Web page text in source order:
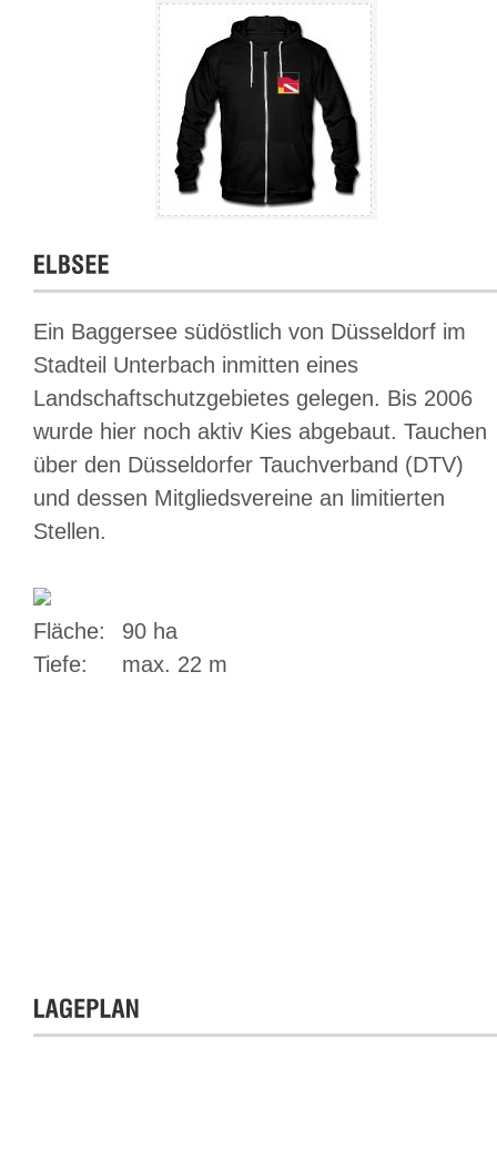
Ein Baggersee südöstlich von Düsseldorf im
Stadteil Unterbach inmitten eines
Landschaftschutzgebietes gelegen. Bis 2006
wurde hier noch aktiv Kies abgebaut. Tauchen
über den Düsseldorfer Tauchverband (DTV)
und dessen Mitgliedsvereine an limitierten
Stellen.
Fläche:
90 ha
Tiefe:
max. 22 m